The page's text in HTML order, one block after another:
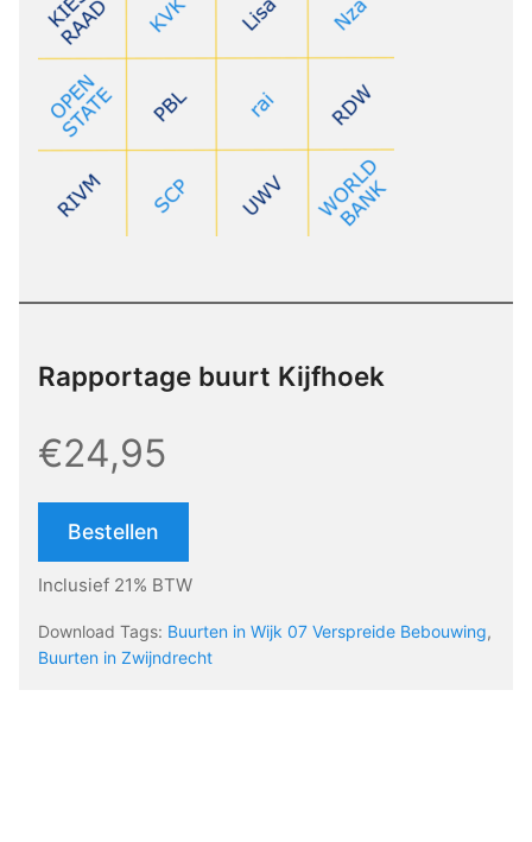
Rapportage buurt Kijfhoek
€24,95
Bestellen
Inclusief 21% BTW
Download Tags: Buurten in Wijk 07 Verspreide Bebouwing,
Buurten in Zwijndrecht